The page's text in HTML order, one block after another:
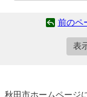
前のペ
表
秋田市ホームページ